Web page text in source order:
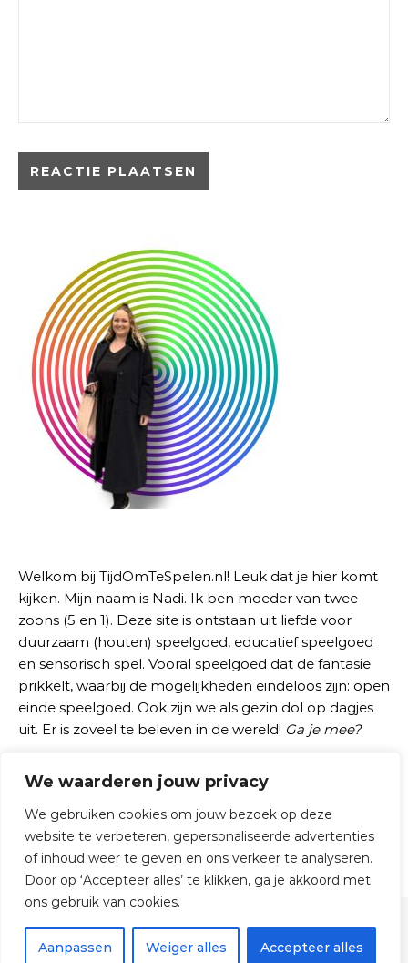
We waarderen jouw privacy
We gebruiken cookies om jouw bezoek op deze
website te verbeteren, gepersonaliseerde advertenties
of inhoud weer te geven en ons verkeer te analyseren.
Door op ‘Accepteer alles’ te klikken, ga je akkoord met
ons gebruik van cookies.
Aanpassen Weiger alles Accepteer alles
Welkom bij TijdOmTeSpelen.nl! Leuk dat je hier komt
kijken. Mijn naam is Nadi. Ik ben moeder van twee
zoons (5 en 1). Deze site is ontstaan uit liefde voor
duurzaam (houten) speelgoed, educatief speelgoed
en sensorisch spel. Vooral speelgoed dat de fantasie
prikkelt, waarbij de mogelijkheden eindeloos zijn: open
einde speelgoed. Ook zijn we als gezin dol op dagjes
uit. Er is zoveel te beleven in de wereld! Ga je mee?
© 2026 TijdOmTeSpelen.nl
Graceful Theme byOptima Themes